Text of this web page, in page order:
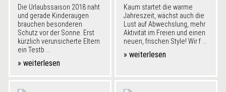
Die Urlaubssaison 2018 naht
und gerade Kinderaugen
brauchen besonderen
Schutz vor der Sonne. Erst
kürzlich verunsicherte Eltern
ein Testb ...
» weiterlesen
Kaum startet die warme
Jahreszeit, wächst auch die
Lust auf Abwechslung, mehr
Aktivität im Freien und einen
neuen, frischen Style! Wir f ...
» weiterlesen